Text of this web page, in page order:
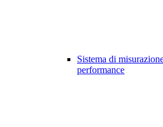
Sistema di
performance